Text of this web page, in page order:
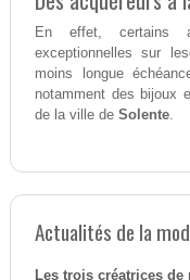
En effet, certains
exceptionnelles sur
moins longue
notamment des bijoux
de la ville de Solente.
Actualités de la
Les trois créatrices de